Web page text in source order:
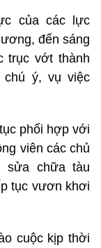
của các lực
đến sáng
trục vớt thành
ý, vụ việc
phối hợp với
viên các chủ
sửa chữa tàu
tục vươn khơi
cuộc kịp thời